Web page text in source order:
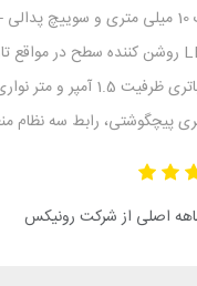
سری پیچگوشتی، رابط سه نظام